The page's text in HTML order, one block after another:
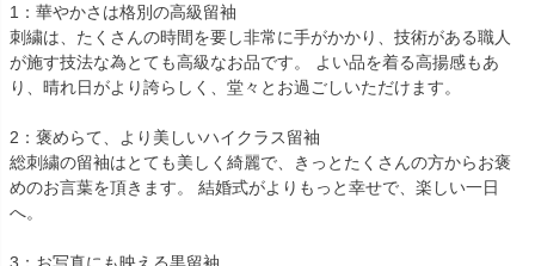
1：華やかさは格別の高級留袖
刺繍は、たくさんの時間を要し非常に手がかかり、技術がある職人
が施す技法な為とても高級なお品です。 よい品を着る高揚感もあ
り、晴れ日がより誇らしく、堂々とお過ごしいただけます。
2：褒めらて、より美しいハイクラス留袖
総刺繍の留袖はとても美しく綺麗で、きっとたくさんの方からお褒
めのお言葉を頂きます。 結婚式がよりもっと幸せで、楽しい一日
へ。